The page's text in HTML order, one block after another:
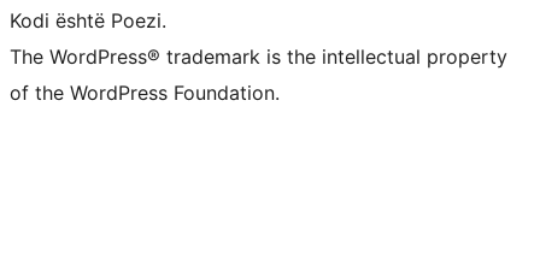
Kodi është Poezi.
The WordPress® trademark is the intellectual property
of the WordPress Foundation.